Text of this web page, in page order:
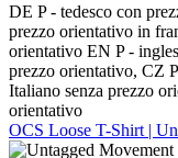
DE P - tedesco con
prezzo orientativo in
orientativo EN P -
prezzo orientativo, CZ
Italiano senza prezzo
orientativo
OCS Loose T-Shirt |